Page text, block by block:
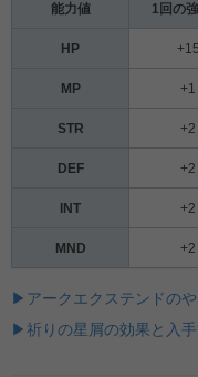
能力値 1回の
HP +15
MP +1
STR +2
DEF +2
INT +2
MND +2
▶アークエクステンドの
▶祈りの星屑の効果と入